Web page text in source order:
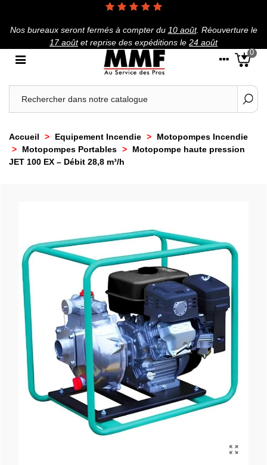
Nos bureaux seront fermés à compter du 10 août. Réouverture le
17 aoûtet reprise des expéditions le 24 août
0
Accueil > Equipement Incendie >
Motopompes Incendie
>
Motopompes Portables >
Motopompe haute pression
JET 100 EX – Débit 28,8 m³/h